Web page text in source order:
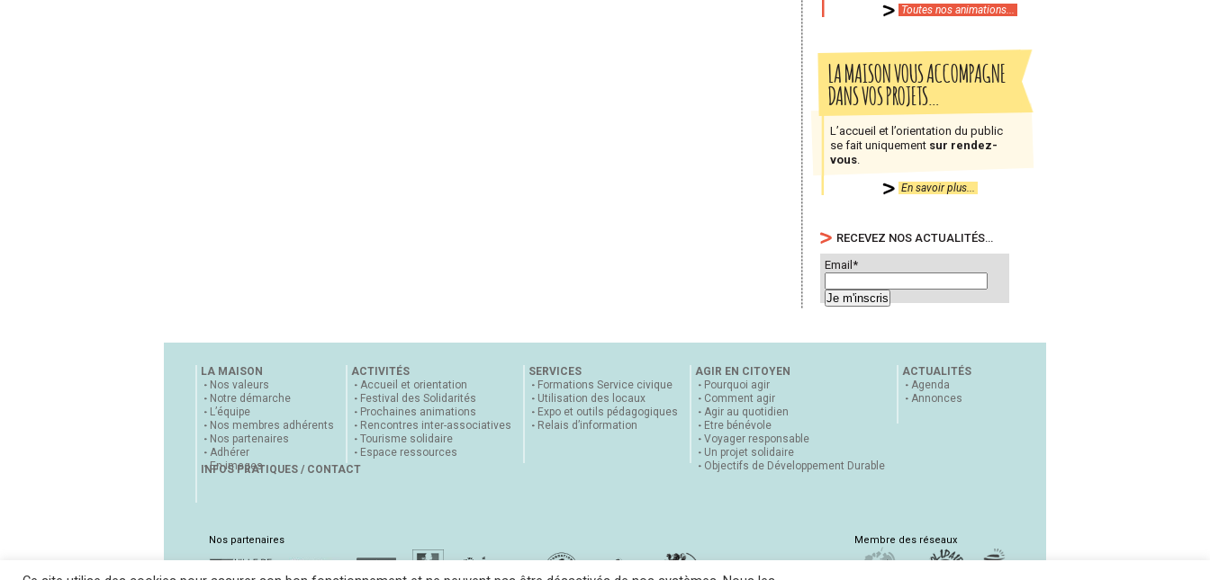
Toutes nos animations...
LA MAISON VOUS ACCOMPAGNE
DANS VOS PROJETS…
L’accueil et l’orientation du public
se fait uniquement sur rendez-
vous
En savoir plus...
RECEVEZ NOS ACTUALITÉS…
Email*
LA MAISON
Nos valeurs
Notre démarche
L’équipe
Nos membres adhérents
Nos partenaires
Adhérer
En images
ACTIVITÉS
Accueil et orientation
Festival des Solidarités
Prochaines animations
Rencontres inter-associatives
Tourisme solidaire
Espace ressources
SERVICES
Formations Service civique
Utilisation des locaux
Expo et outils pédagogiques
Relais d’information
AGIR EN CITOYEN
Pourquoi agir
Comment agir
Agir au quotidien
Etre bénévole
Voyager responsable
Un projet solidaire
Objectifs de Développement Durable
ACTUALITÉS
Agenda
Annonces
INFOS PRATIQUES / CONTACT
Nos partenaires Membre des réseaux